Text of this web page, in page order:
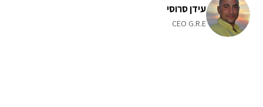
עידן סרוסי
CEO G.R.E